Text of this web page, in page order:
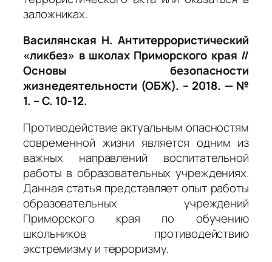
заложниках.
Василянская Н. Антитеррористический
«ликбез» в школах Приморского края //
Основы безопасности
жизнедеятельности (ОБЖ). – 2018. — №
1. – С. 10-12.
Противодействие актуальным опасностям
современной жизни является одним из
важных направлений воспитательной
работы в образовательных учреждениях.
Данная статья представляет опыт работы
образовательных учреждений
Приморского края по обучению
школьников противодействию
экстремизму и терроризму.